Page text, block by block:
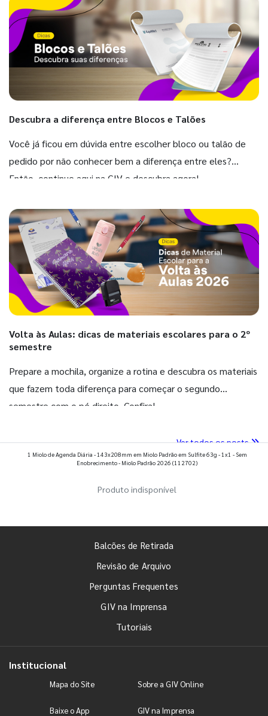
Descubra a diferença entre Blocos e Talões
Você já ficou em dúvida entre escolher bloco ou talão de
pedido por não conhecer bem a diferença entre eles?
Então, continue aqui na GIV e descubra agora!
Volta às Aulas: dicas de materiais escolares para o 2º
semestre
Prepare a mochila, organize a rotina e descubra os materiais
que fazem toda diferença para começar o segundo
semestre com o pé direito. Confira!
Ver todos os posts
1 Miolo de Agenda Diária - 143x208mm em Miolo Padrão em Sulfite 63g - 1x1 - Sem
Enobrecimento - Miolo Padrão 2026 (112702)
Produto indisponível
Balcões de Retirada
Revisão de Arquivo
Perguntas Frequentes
GIV na Imprensa
Tutoriais
Institucional
Mapa do Site Sobre a GIV Online
Baixe o App GIV na Imprensa